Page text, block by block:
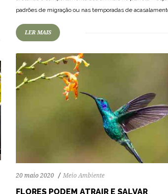
padrões de migração ou nas temporadas de
LER MAIS
20 maio 2020 Meio Ambiente
FLORES PODEM ATRAIR E SALVAR